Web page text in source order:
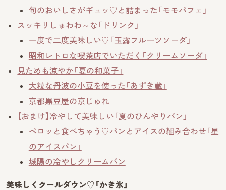
旬のおいしさがギュッ♡と詰まった「モモパフェ」
スッキリしゅわわ～な「ドリンク」
一度で二度美味しい♡「玉露フルーツソーダ」
昭和レトロな喫茶店でいただく「クリームソーダ」
見ためも涼やか「夏の和菓子」
大粒な丹波の小豆を使った「あずき蔵」
京都黒豆屋の京じゅれ
【おまけ】冷やして美味しい「夏のひんやりパン」
ペロッと食べちゃう♡パンとアイスの組み合わせ「星
のアイスパン」
城陽の冷やしクリームパン
美味しくクールダウン♡「かき氷」